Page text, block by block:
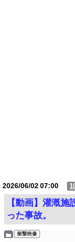
2026/06/0207:00
【動画】灌漑
った事故。
衝撃映像